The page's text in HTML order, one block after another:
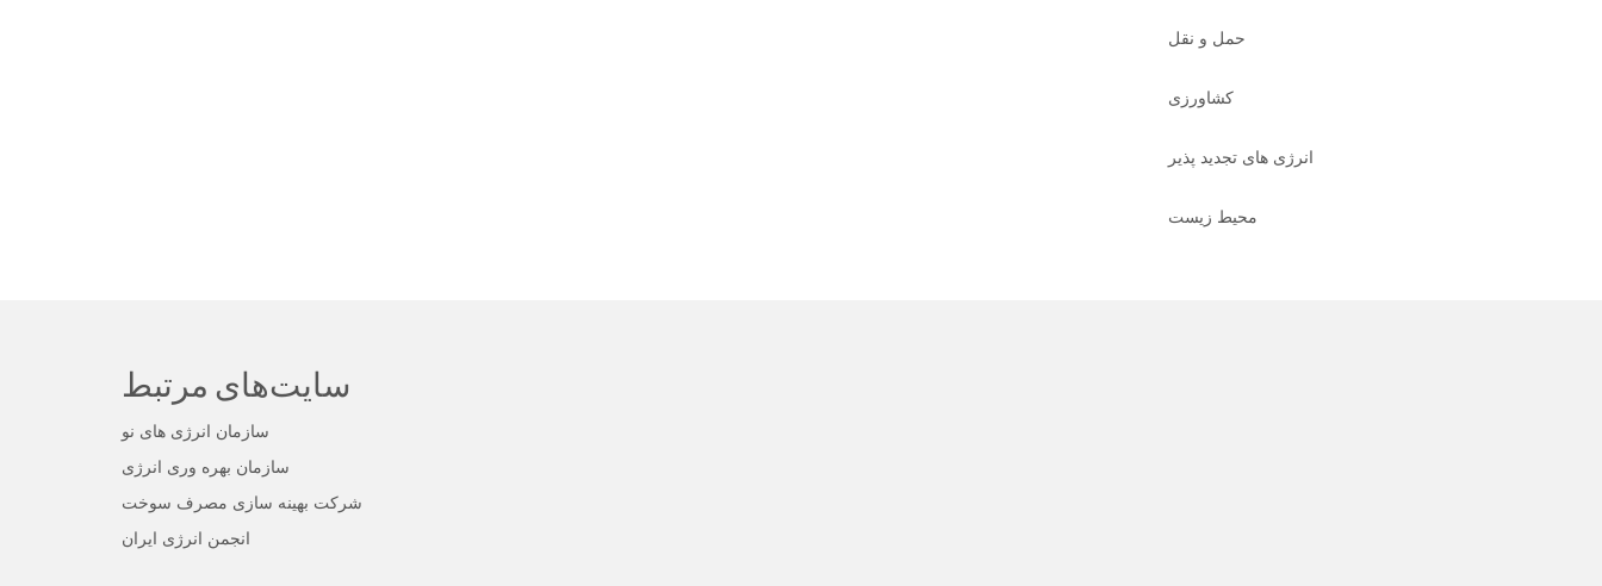
حمل و نقل
کشاورزی
انرژی های تجدید پذیر
محیط زیست
سایت‌های مرتبط
سازمان انرژی های نو
سازمان بهره وری انرژی
شرکت بهینه سازی مصرف سوخت
انجمن انرژی ایران